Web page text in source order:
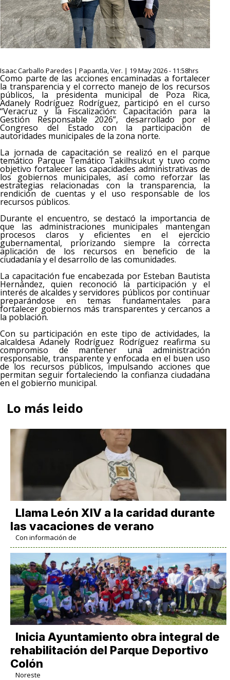
Isaac Carballo Paredes | Papantla, Ver. | 19 May 2026 - 11:58hrs
Como parte de las acciones encaminadas a fortalecer
la transparencia y el correcto manejo de los recursos
públicos, la presidenta municipal de Poza Rica,
Adanely Rodríguez Rodríguez, participó en el curso
“Veracruz y la Fiscalización: Capacitación para la
Gestión Responsable 2026”, desarrollado por el
Congreso del Estado con la participación de
autoridades municipales de la zona norte.
La jornada de capacitación se realizó en el parque
temático Parque Temático Takilhsukut y tuvo como
objetivo fortalecer las capacidades administrativas de
los gobiernos municipales, así como reforzar las
estrategias relacionadas con la transparencia, la
rendición de cuentas y el uso responsable de los
recursos públicos.
Durante el encuentro, se destacó la importancia de
que las administraciones municipales mantengan
procesos claros y eficientes en el ejercicio
gubernamental, priorizando siempre la correcta
aplicación de los recursos en beneficio de la
ciudadanía y el desarrollo de las comunidades.
La capacitación fue encabezada por Esteban Bautista
Hernández, quien reconoció la participación y el
interés de alcaldes y servidores públicos por continuar
preparándose en temas fundamentales para
fortalecer gobiernos más transparentes y cercanos a
la población.
Con su participación en este tipo de actividades, la
alcaldesa Adanely Rodríguez Rodríguez reafirma su
compromiso de mantener una administración
responsable, transparente y enfocada en el buen uso
de los recursos públicos, impulsando acciones que
permitan seguir fortaleciendo la confianza ciudadana
en el gobierno municipal.
Lo más leido
Llama León XIV a la caridad durante
las vacaciones de verano
Con información de
Inicia Ayuntamiento obra integral de
rehabilitación del Parque Deportivo
Colón
Noreste